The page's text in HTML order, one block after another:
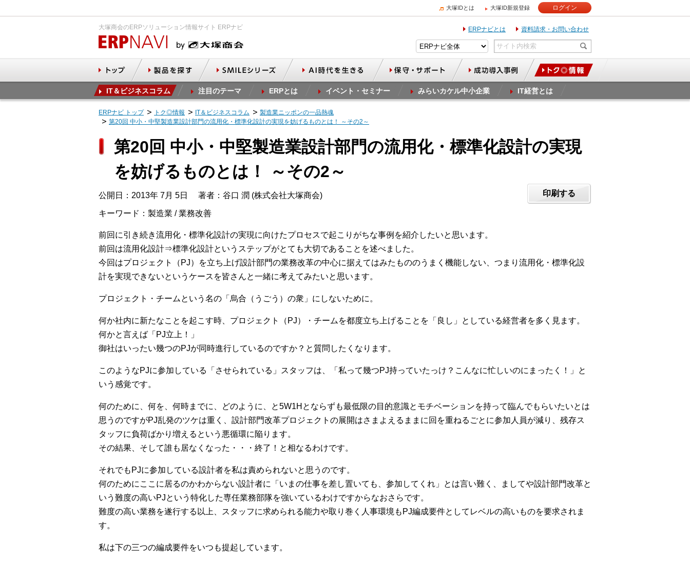
大塚IDとは 大塚ID新規登録 ログイン
大塚商会のERPソリューション情報サイト ERPナビ ERPナビとは 資料請求・お問い合わせ
IT＆ビジネスコラム 注目のテーマ ERPとは イベント・セミナー みらいカケル中小企業 IT経営とは
ERPナビ トップ トク◎情報 IT＆ビジネスコラム
製造業ニッポンの一品熱魂
第20回 中小・中堅製造業設計部門の流用化・標準化設計の実現を妨げるものとは！ ～その2～
第20回 中小・中堅製造業設計部門の流用化・標準化設計の実現
を妨げるものとは！ ～その2～
公開日：2013年 7月 5日 著者：谷口 潤 (株式会社大塚商会)
キーワード：製造業 / 業務改善
印刷する
前回に引き続き流用化・標準化設計の実現に向けたプロセスで起こりがちな事例を紹介したいと思います。
前回は流用化設計⇒標準化設計というステップがとても大切であることを述べました。
今回はプロジェクト（PJ）を立ち上げ設計部門の業務改革の中心に据えてはみたもののうまく機能しない、つまり流用化・標準化設
計を実現できないというケースを皆さんと一緒に考えてみたいと思います。
プロジェクト・チームという名の「烏合（うごう）の衆」にしないために。
何か社内に新たなことを起こす時、プロジェクト（PJ）・チームを都度立ち上げることを「良し」としている経営者を多く見ます。
何かと言えば「PJ立上！」
御社はいったい幾つのPJが同時進行しているのですか？と質問したくなります。
このようなPJに参加している「させられている」スタッフは、「私って幾つPJ持っていたっけ？こんなに忙しいのにまったく！」と
いう感覚です。
何のために、何を、何時までに、どのように、と5W1Hとならずも最低限の目的意識とモチベーションを持って臨んでもらいたいとは
思うのですがPJ乱発のツケは重く、設計部門改革プロジェクトの展開はさまよえるままに回を重ねるごとに参加人員が減り、残存ス
タッフに負荷ばかり増えるという悪循環に陥ります。
その結果、そして誰も居なくなった・・・終了！と相なるわけです。
それでもPJに参加している設計者を私は責められないと思うのです。
何のためにここに居るのかわからない設計者に「いまの仕事を差し置いても、参加してくれ」とは言い難く、ましてや設計部門改革と
いう難度の高いPJという特化した専任業務部隊を強いているわけですからなおさらです。
難度の高い業務を遂行する以上、スタッフに求められる能力や取り巻く人事環境もPJ編成要件としてレベルの高いものを要求されま
す。
私は下の三つの編成要件をいつも提起しています。